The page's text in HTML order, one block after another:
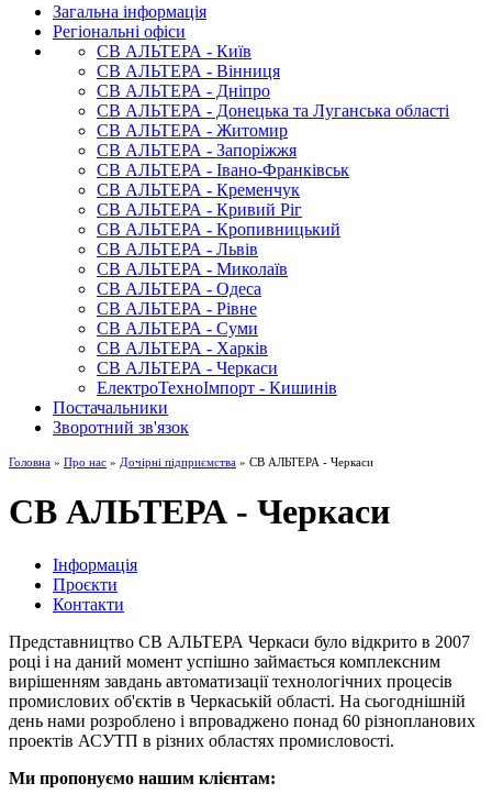
Загальна інформація
Регіональні офіси
СВ АЛЬТЕРА - Київ
СВ АЛЬТЕРА - Вінниця
СВ АЛЬТЕРА - Дніпро
СВ АЛЬТЕРА - Донецька та Луганська області
СВ АЛЬТЕРА - Житомир
СВ АЛЬТЕРА - Запоріжжя
СВ АЛЬТЕРА - Івано-Франківськ
СВ АЛЬТЕРА - Кременчук
СВ АЛЬТЕРА - Кривий Ріг
СВ АЛЬТЕРА - Кропивницький
СВ АЛЬТЕРА - Львів
СВ АЛЬТЕРА - Миколаїв
СВ АЛЬТЕРА - Одеса
СВ АЛЬТЕРА - Рівне
СВ АЛЬТЕРА - Суми
СВ АЛЬТЕРА - Харків
СВ АЛЬТЕРА - Черкаси
ЕлектроТехноІмпорт - Кишинів
Постачальники
Зворотний зв'язок
Головна » Про нас » Дочірні підприємства » СВ АЛЬТЕРА - Черкаси
СВ АЛЬТЕРА - Черкаси
Інформація
Проєкти
Контакти
Представництво СВ АЛЬТЕРА Черкаси було відкрито в 2007
році і на даний момент успішно займається комплексним
вирішенням завдань автоматизації технологічних процесів
промислових об'єктів в Черкаській області. На сьогоднішній
день нами розроблено і впроваджено понад 60 різнопланових
проектів АСУТП в різних областях промисловості.
Ми пропонуємо нашим клієнтам: